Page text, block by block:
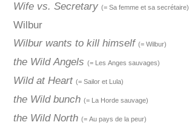
Wife vs. Secretary (= Sa femme et sa secrétaire)
Wilbur
Wilbur wants to kill himself (= Wilbur)
the Wild Angels (= Les Anges sauvages)
Wild at Heart (= Sailor et Lula)
the Wild bunch (= La Horde sauvage)
the Wild North (= Au pays de la peur)